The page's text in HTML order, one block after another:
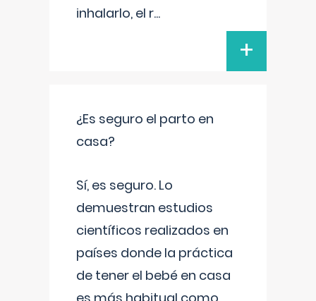
inhalarlo, el r...
+
¿Es seguro el parto en
casa?
Sí, es seguro. Lo
demuestran estudios
científicos realizados en
países donde la práctica
de tener el bebé en casa